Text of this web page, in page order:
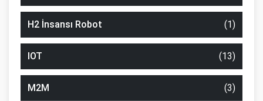
H2 İnsansı Robot (1)
IOT (13)
M2M (3)